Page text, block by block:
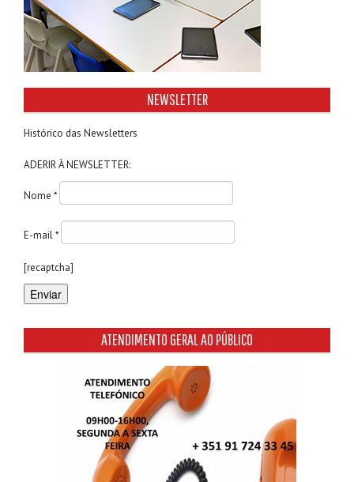
NEWSLETTER
Histórico das Newsletters
ADERIR À NEWSLETTER:
Nome *
E-mail *
[recaptcha]
ATENDIMENTO GERAL AO PÚBLICO